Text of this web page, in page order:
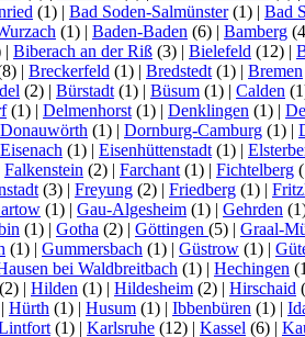
(1) | Bad Soden-Salmünster(1) | Bad
(1) | Baden-Baden (6) | Bamberg
| Biberach an der Riß (3) | Bielefeld (12) |
| Breckerfeld (1) | Bredstedt (1) | Bremen
(2) | Bürstadt (1) | Büsum (1) | Calden
(1) | Delmenhorst (1) | Denklingen (1) |
Donauwörth (1) | Dornburg-Camburg (1) |
Eisenach (1) | Eisenhüttenstadt (1) |
Falkenstein (2) | Farchant (1) | Fichtelberg
(3) | Freyung (2) | Friedberg (1) |
(1) | Gau-Algesheim (1) | Gehrden
(1) | Gotha (2) | Göttingen (5) | Graal-
(1) | Gummersbach (1) | Güstrow (1) |
bei Waldbreitbach (1) | Hechingen
(2) | Hilden (1) | Hildesheim (2) | Hirschaid
| Hürth (1) | Husum (1) | Ibbenbüren (1) |
(1) | Karlsruhe (12) | Kassel (6) |